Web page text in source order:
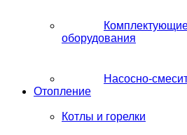
оборудования
Насосно-
Отопление
Котлы и горелки